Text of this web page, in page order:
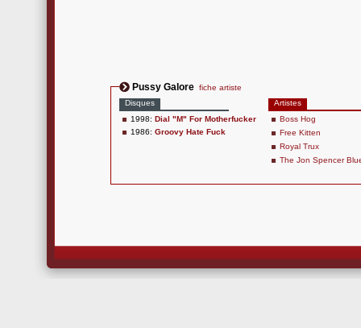
Pussy Galore fiche artiste
Disques
1998: Dial "M" For Motherfucker
1986: Groovy Hate Fuck
Artistes
Boss Hog
Free Kitten
Royal Trux
The Jon Spencer